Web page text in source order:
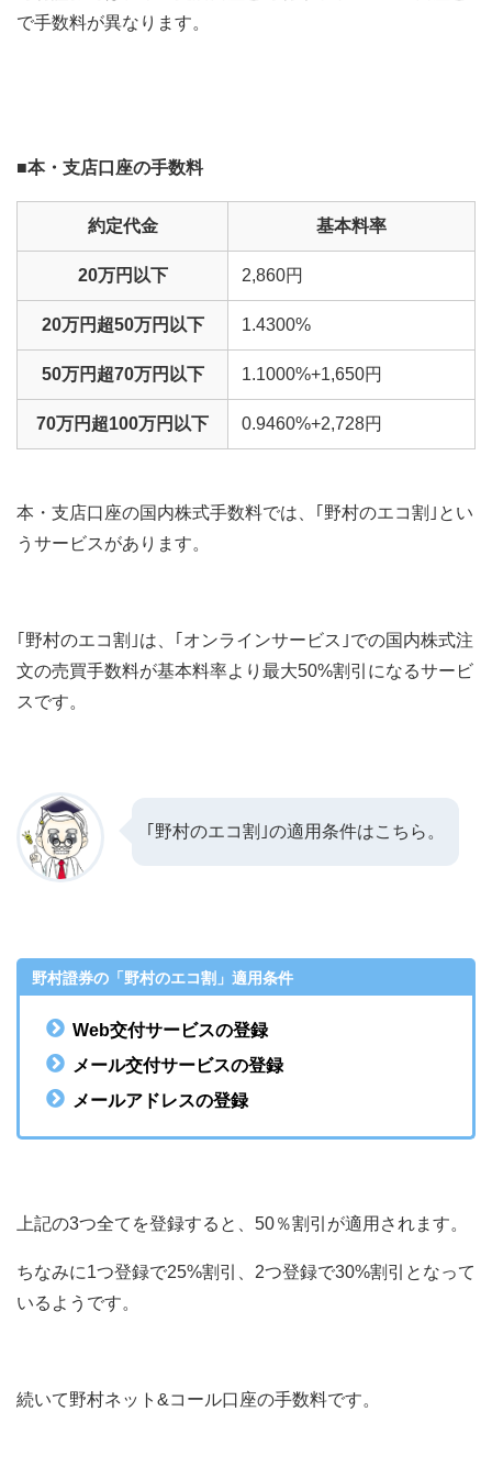
で手数料が異なります。
■本・支店口座の手数料
約定代金 基本料率
20万円以下 2,860円
20万円超50万円以下 1.4300%
50万円超70万円以下 1.1000%+1,650円
70万円超100万円以下 0.9460%+2,728円
本・支店口座の国内株式手数料では、｢野村のエコ割｣とい
うサービスがあります。
｢野村のエコ割｣は、｢オンラインサービス｣での国内株式注
文の売買手数料が基本料率より最大50%割引になるサービ
スです。
｢野村のエコ割｣の適用条件はこちら。
野村證券の「野村のエコ割」適用条件
Web交付サービスの登録
メール交付サービスの登録
メールアドレスの登録
上記の3つ全てを登録すると、50％割引が適用されます。
ちなみに1つ登録で25%割引、2つ登録で30%割引となって
いるようです。
続いて野村ネット&コール口座の手数料です。